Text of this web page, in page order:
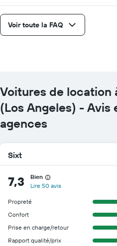
Voir toute la FAQ
Voitures de location
(Los Angeles) - Avis
agences
Sixt
7,3
Bien
Lire 50 avis
Propreté
Confort
Prise en charge/retour
Rapport qualité/prix